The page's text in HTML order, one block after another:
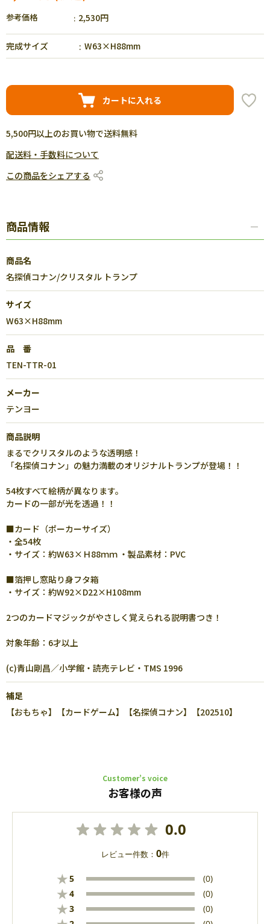
参考価格 2,530円
完成サイズ W63×H88mm
カートに入れる
5,500円以上のお買い物で送料無料
配送料・手数料について
この商品をシェアする
商品情報
商品名
名探偵コナン/クリスタル トランプ
サイズ
W63×H88mm
品 番
TEN-TTR-01
メーカー
テンヨー
商品説明
まるでクリスタルのような透明感！
「名探偵コナン」の魅力満載のオリジナルトランプが登場！！
54枚すべて絵柄が異なります。
カードの一部が光を透過！！
■カード（ポーカーサイズ）
・全54枚
・サイズ：約W63×Ｈ88ｍｍ ・製品素材：PVC
■箔押し窓貼り身フタ箱
・サイズ：約W92×D22×H108mm
2つのカードマジックがやさしく覚えられる説明書つき！
対象年齢：6才以上
(c)青山剛昌／小学館・読売テレビ・TMS 1996
補足
【おもちゃ】【カードゲーム】【名探偵コナン】【202510】
Customer’s voice
お客様の声
0.0
レビュー件数： 0件
★5 (0)
★4 (0)
★3 (0)